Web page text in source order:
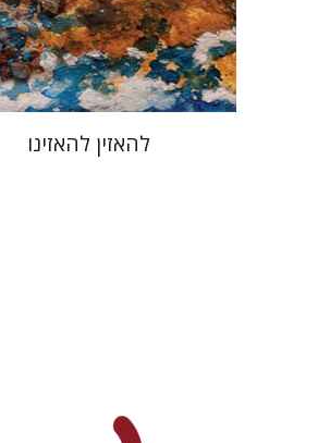
הנחת אתר ספר מודפס
$53
$48
להאזין להאזינו